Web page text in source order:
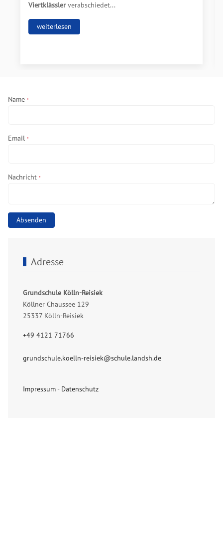
Viertklässler verabschiedet...
weiterlesen
Name*
Email*
Nachricht*
Absenden
Adresse
Grundschule Kölln-Reisiek
Köllner Chaussee 129
25337 Kölln-Reisiek
+49 4121 71766
grundschule.koelln-reisiek@schule.landsh.de
Impressum- Datenschutz